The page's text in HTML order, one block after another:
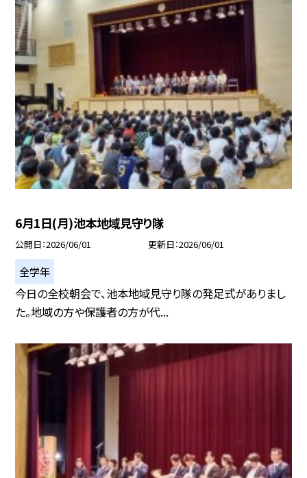
6月1日(月)池本地域見守り隊
公開日 2026/06/01 更新日 2026/06/01
全学年
今日の全校朝会で、池本地域見守り隊の発足式がありまし
た。地域の方や保護者の方が代...